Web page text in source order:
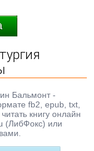
Бальмонт -
fb2, epub, txt,
книгу онлайн
(ЛибФокс) или